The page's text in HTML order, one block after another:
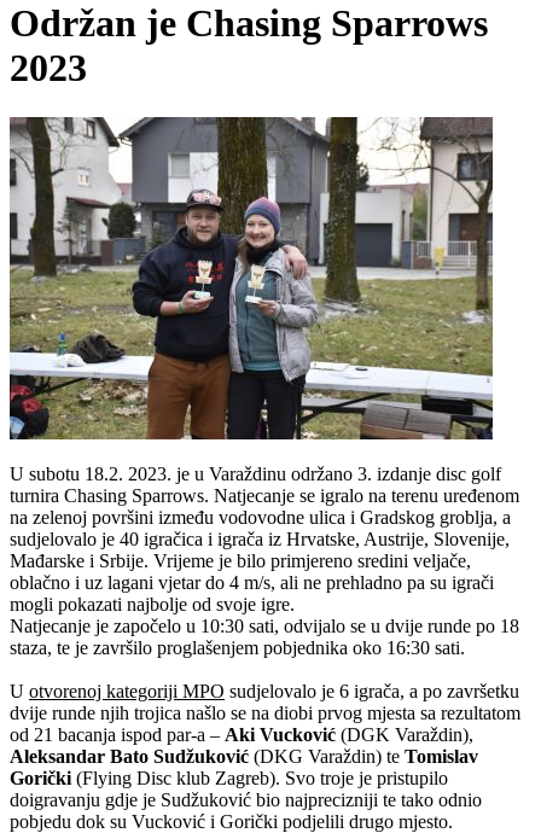
Održan je Chasing Sparrows
2023
U subotu 18.2. 2023. je u Varaždinu održano 3. izdanje disc golf
turnira Chasing Sparrows. Natjecanje se igralo na terenu uređenom
na zelenoj površini između vodovodne ulica i Gradskog groblja, a
sudjelovalo je 40 igračica i igrača iz Hrvatske, Austrije, Slovenije,
Mađarske i Srbije. Vrijeme je bilo primjereno sredini veljače,
oblačno i uz lagani vjetar do 4 m/s, ali ne prehladno pa su igrači
mogli pokazati najbolje od svoje igre.
Natjecanje je započelo u 10:30 sati, odvijalo se u dvije runde po 18
staza, te je završilo proglašenjem pobjednika oko 16:30 sati.
U otvorenoj kategoriji MPO sudjelovalo je 6 igrača, a po završetku
dvije runde njih trojica našlo se na diobi prvog mjesta sa rezultatom
od 21 bacanja ispod par-a – Aki Vucković (DGK Varaždin),
Aleksandar Bato Sudžuković (DKG Varaždin) te Tomislav
Gorički (Flying Disc klub Zagreb). Svo troje je pristupilo
doigravanju gdje je Sudžuković bio najprecizniji te tako odnio
pobjedu dok su Vucković i Gorički podjelili drugo mjesto.